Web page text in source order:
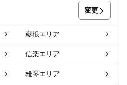
変更
彦根エリア
信楽エリア
雄琴エリア